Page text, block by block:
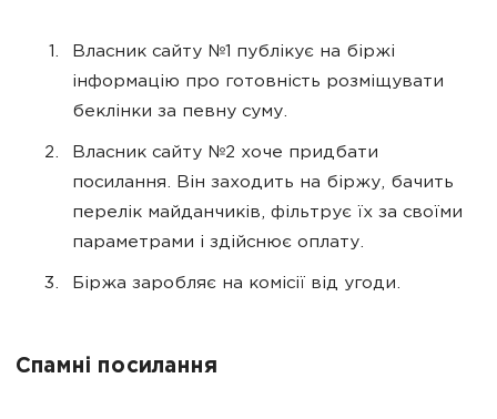
Власник сайту №1 публікує на біржі
інформацію про готовність розміщувати
беклінки за певну суму.
Власник сайту №2 хоче придбати
посилання. Він заходить на біржу, бачить
перелік майданчиків, фільтрує їх за своїми
параметрами і здійснює оплату.
Біржа заробляє на комісії від угоди.
Спамні посилання